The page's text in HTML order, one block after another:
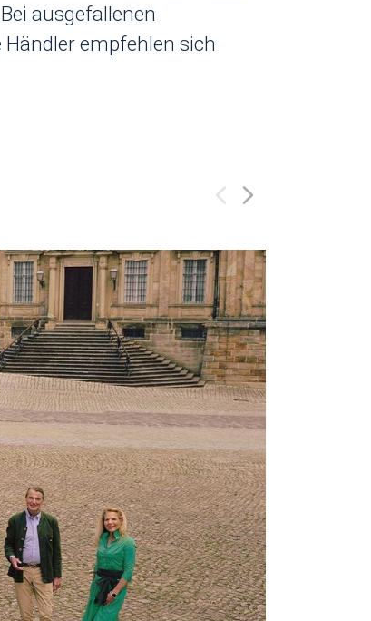
ausgefallenen
empfehlen sich